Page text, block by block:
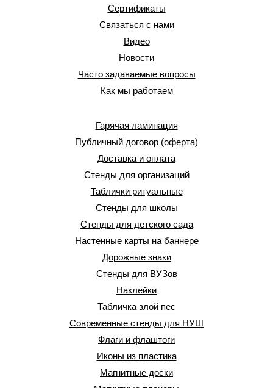
Сертификаты
Связаться с нами
Видео
Новости
Часто задаваемые вопросы
Как мы работаем
Гарячая ламинация
Публичный договор (оферта)
Доставка и оплата
Стенды для организаций
Таблички ритуальные
Стенды для школы
Стенды для детского сада
Настенные карты на баннере
Дорожные знаки
Стенды для ВУЗов
Наклейки
Табличка злой пес
Современные стенды для НУШ
Флаги и флаштоги
Иконы из пластика
Магнитные доски